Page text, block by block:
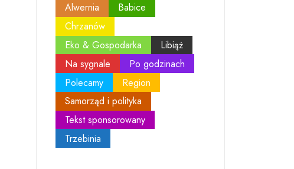
Alwernia
Babice
Chrzanów
Eko & Gospodarka
Libiąż
Na sygnale
Po godzinach
Polecamy
Region
Samorząd i polityka
Tekst sponsorowany
Trzebinia